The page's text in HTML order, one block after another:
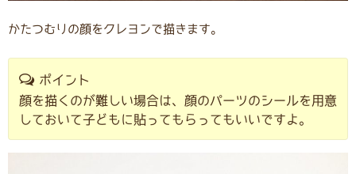
かたつむりの顔をクレヨンで描きます。
ポイント
顔を描くのが難しい場合は、顔のパーツのシールを用意
しておいて子どもに貼ってもらってもいいですよ。